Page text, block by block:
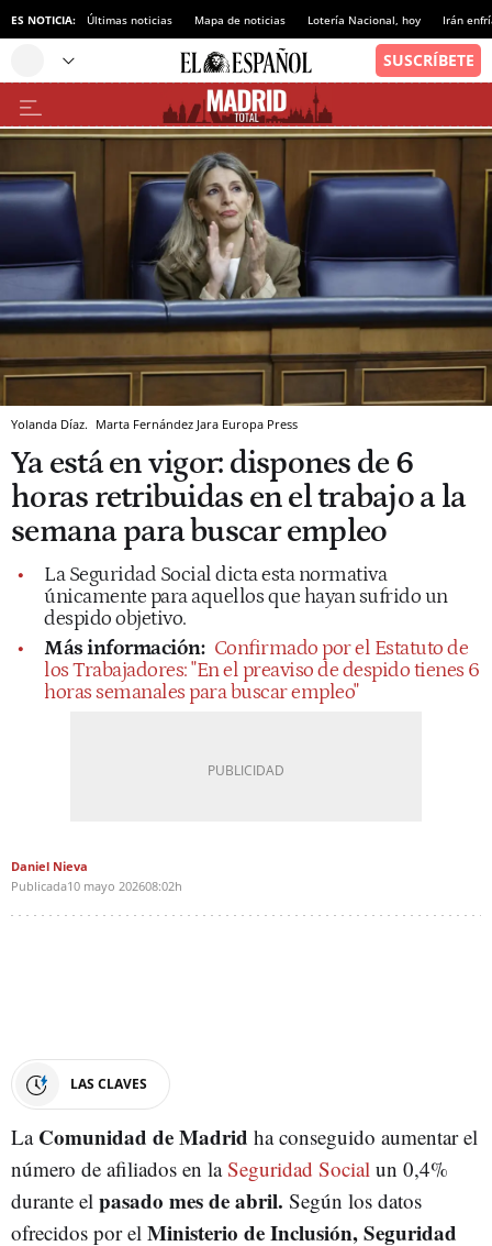
ES NOTICIA: Últimas noticias Mapa de noticias Lotería Nacional, hoy Irán
Yolanda Díaz. Marta Fernández Jara Europa Press
Ya está en vigor: dispones de 6
horas retribuidas en el trabajo a la
semana para buscar empleo
La Seguridad Social dicta esta normativa
únicamente para aquellos que hayan sufrido un
despido objetivo.
Más información: Confirmado por el Estatuto de
los Trabajadores: "En el preaviso de despido tienes 6
horas semanales para buscar empleo"
Daniel Nieva
Publicada10 mayo 202608:02h
LAS CLAVES
La Comunidad de Madrid ha conseguido aumentar el
número de afiliados en laSeguridad Social un 0,4%
durante el pasado mes de abril. Según los datos
ofrecidos por el Ministerio de Inclusión, Seguridad